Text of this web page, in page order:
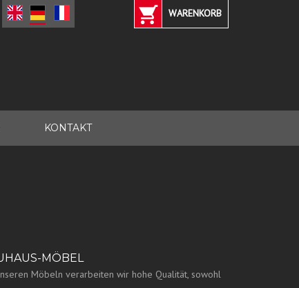
WARENKORB
KONTAKT
MÖBEL
Möbeln verarbeiten wir hohe Qualität, sowohl